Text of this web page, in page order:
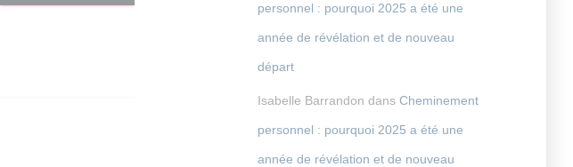
personnel : pourquoi 2025 a été une
année de révélation et de nouveau
départ
Isabelle Barrandon dans Cheminement
personnel : pourquoi 2025 a été une
année de révélation et de nouveau